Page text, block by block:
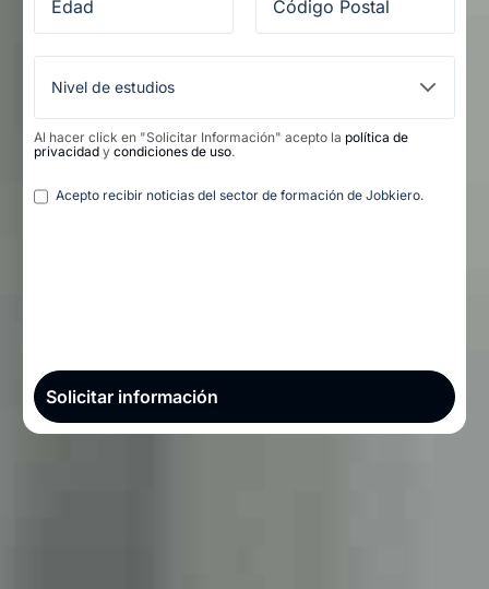
Al hacer click en "Solicitar Información" acepto la política de
privacidad y condiciones de uso.
Legal
Acepto recibir noticias del sector de formación de Jobkiero.